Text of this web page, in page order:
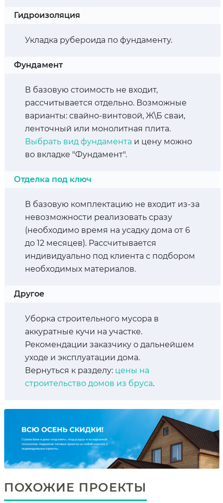
Гидроизоляция
Укладка рубероида по фундаменту.
Фундамент
В базовую стоимость не входит,
рассчитывается отдельно. Возможные
варианты: свайно-винтовой, Ж\Б сваи,
ленточный или монолитная плита.
Выбрать вид фундамента и цену можно
во вкладке "Фундамент".
Отделка под ключ
В базовую комплектацию не входит из-за
невозможности реализовать сразу
(необходимо время на усадку дома от 6
до 12 месяцев). Рассчитывается
индивидуально под клиента с подбором
необходимых материалов.
Другое
Уборка строительного мусора в
аккуратные кучи на участке.
Рекомендации заказчику о дальнейшем
уходе и эксплуатации дома.
Вернуться к разделу: цены на
строительство домов из бруса.
ПОХОЖИЕ ПРОЕКТЫ